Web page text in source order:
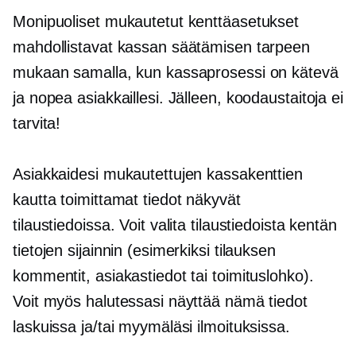
Monipuoliset mukautetut kenttäasetukset
mahdollistavat kassan säätämisen tarpeen
mukaan samalla, kun kassaprosessi on kätevä
ja nopea asiakkaillesi. Jälleen, koodaustaitoja ei
tarvita!
Asiakkaidesi mukautettujen kassakenttien
kautta toimittamat tiedot näkyvät
tilaustiedoissa. Voit valita tilaustiedoista kentän
tietojen sijainnin (esimerkiksi tilauksen
kommentit, asiakastiedot tai toimituslohko).
Voit myös halutessasi näyttää nämä tiedot
laskuissa ja/tai myymäläsi ilmoituksissa.